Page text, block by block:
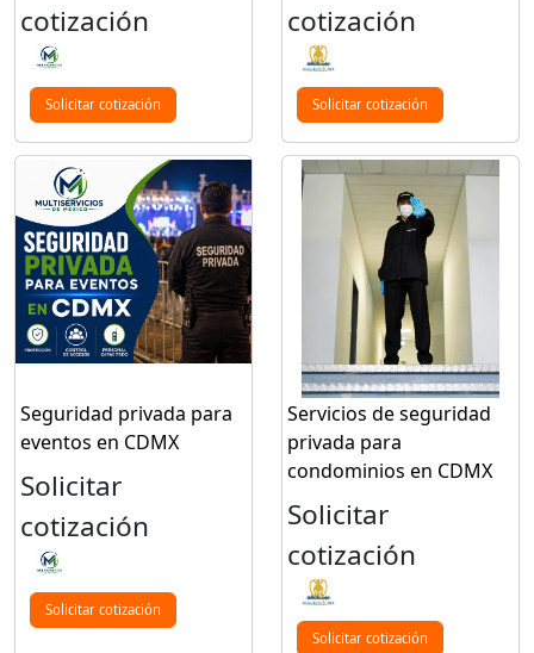
cotización
Solicitar cotización
cotización
Solicitar cotización
Seguridad privada para
eventos en CDMX
Solicitar
cotización
Solicitar cotización
Servicios de seguridad
privada para
condominios en CDMX
Solicitar
cotización
Solicitar cotización